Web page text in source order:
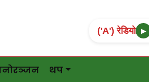
('A') रेडियो ▶
थप